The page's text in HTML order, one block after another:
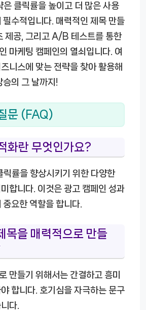
클릭률을 높이고 더 많은 사용
필수적입니다. 매력적인 제목 만들
제공, 그리고 A/B 테스트를 통한
마케팅 캠페인의 열쇠입니다. 여
니스에 맞는 전략을 찾아 활용해
승의 그 날까지!
문 (FAQ)
화란 무엇인가요?
률을 향상시키기 위한 다양한
합니다. 이것은 광고 캠페인 성과
요한 역할을 합니다.
목을 매력적으로 만들
만들기 위해서는 간결하고 흥미
합니다. 호기심을 자극하는 문구
다.